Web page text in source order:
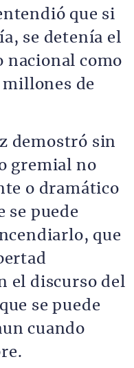
que si
se detenía el
nacional como
millones de
demostró sin
gremial no
o dramático
se puede
que
el discurso del
se puede
cuando